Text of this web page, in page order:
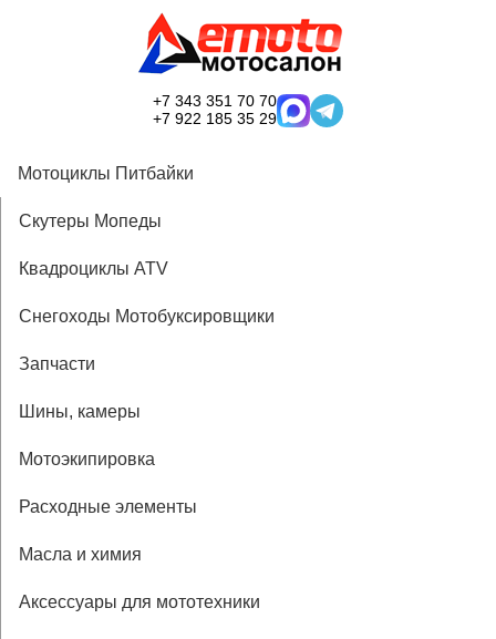
+7 343 351 70 70
+7 922 185 35 29
Мотоциклы Питбайки
Скутеры Мопеды
Квадроциклы ATV
Снегоходы Мотобуксировщики
Запчасти
Шины, камеры
Мотоэкипировка
Расходные элементы
Масла и химия
Аксессуары для мототехники